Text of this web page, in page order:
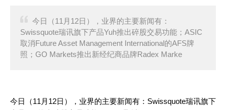
今日（11月12日），业界的主要新闻有：
Swissquote瑞讯旗下产品Yuh推出碎股交易功能；ASIC
取消Future Asset Management International的AFS牌
照；GO Markets推出新经纪商品牌Radex Marke
今日（11月12日），业界的主要新闻有：Swissquote瑞讯旗下